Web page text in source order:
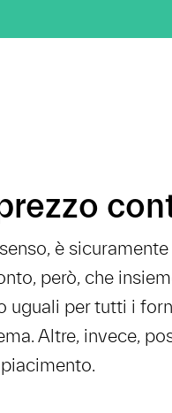
è
però, che
uguali per tutti i
Altre, invece,